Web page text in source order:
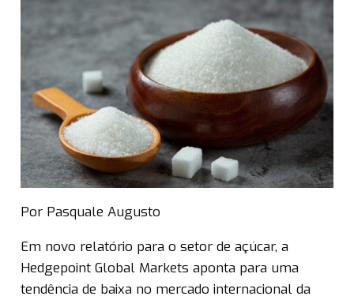
Por Pasquale Augusto
Em novo relatório para o setor de açúcar, a
Hedgepoint Global Markets aponta para uma
tendência de baixa no mercado internacional da